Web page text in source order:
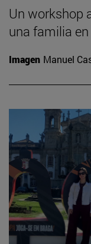
Un workshop
una familia
Imagen Manuel